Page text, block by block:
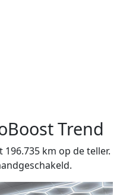
Trend
196.735 km op de teller.